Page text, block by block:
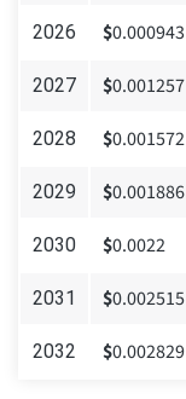
2026 $0.000943
2027 $0.001257
2028 $0.001572
2029 $0.001886
2030 $0.0022
2031 $0.002515
2032 $0.002829